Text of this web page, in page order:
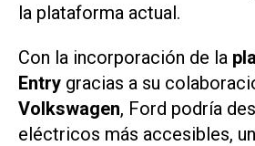
la plataforma actual.
Con la incorporación de la
Entry gracias a su
Volkswagen, Ford podría
eléctricos más accesibles,